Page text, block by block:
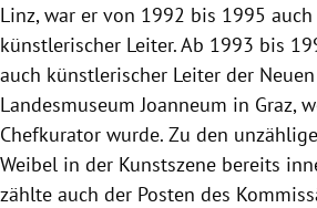
Linz, war er von 1992 bis 1995 auch
künstlerischer Leiter. Ab 1993 bis
auch künstlerischer Leiter der
Landesmuseum Joanneum in Graz,
Chefkurator wurde. Zu den
Weibel in der Kunstszene bereits
zählte auch der Posten des